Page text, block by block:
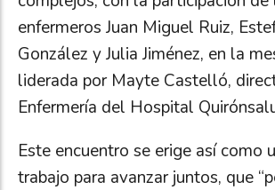
enfermeros Juan Miguel Ruiz,
González y Julia Jiménez, en la
liderada por Mayte Castelló,
Enfermería del Hospital
Este encuentro se erige así como
trabajo para avanzar juntos, que